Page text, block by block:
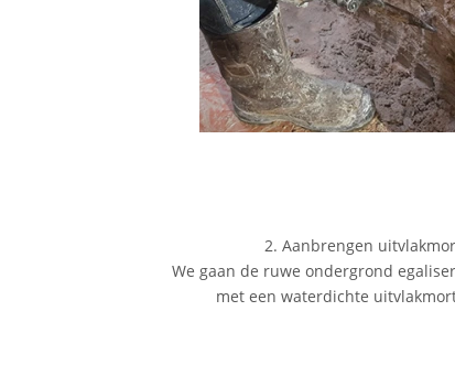
2. Aanbrengen
We gaan de ruwe ondergrond
met een waterdichte